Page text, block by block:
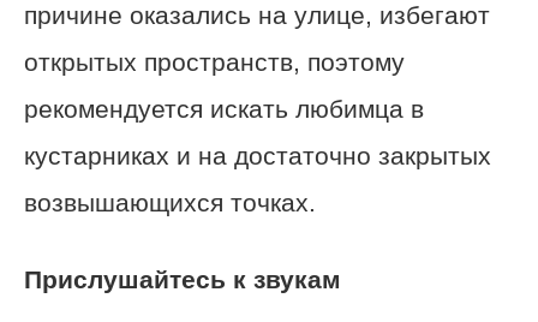
причине оказались на улице, избегают
открытых пространств, поэтому
рекомендуется искать любимца в
кустарниках и на достаточно закрытых
возвышающихся точках.
Прислушайтесь к звукам